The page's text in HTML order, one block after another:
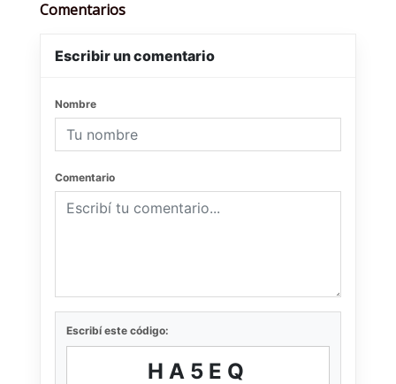
Comentarios
Escribir un comentario
Nombre
Comentario
Escribí este código:
HA5EQ